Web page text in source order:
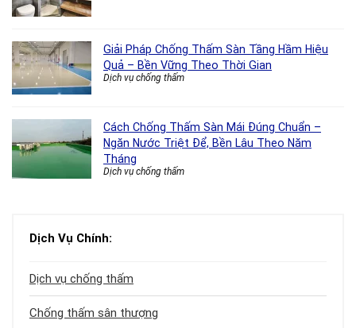
Giải Pháp Chống Thấm Sàn Tầng Hầm Hiệu
Quả – Bền Vững Theo Thời Gian
Dịch vụ chống thấm
Cách Chống Thấm Sàn Mái Đúng Chuẩn –
Ngăn Nước Triệt Để, Bền Lâu Theo Năm
Tháng
Dịch vụ chống thấm
Dịch Vụ Chính:
Dịch vụ chống thấm
Chống thấm sân thượng